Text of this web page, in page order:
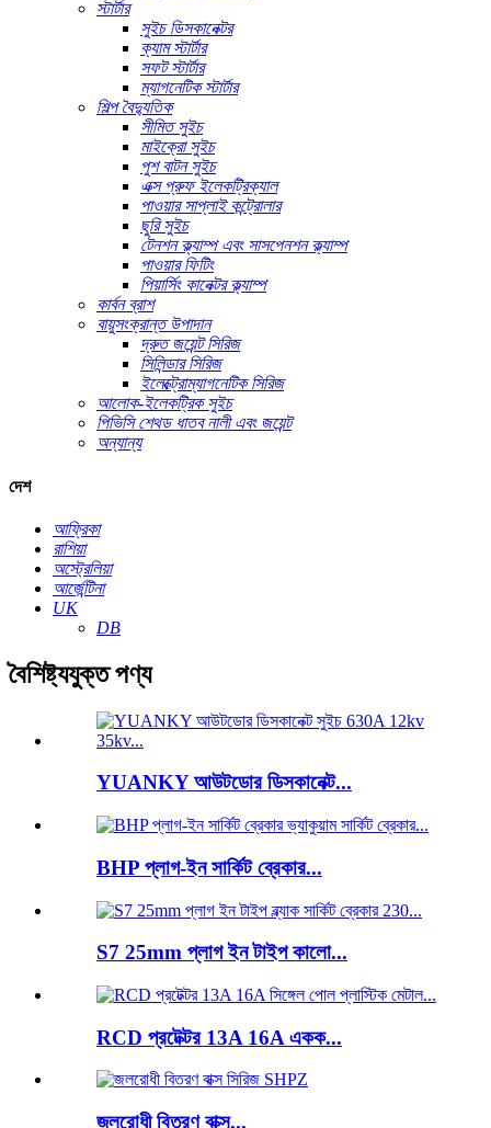
স্টার্টার
সুইচ ডিসকানেক্টর
ক্যাম স্টার্টার
সফট স্টার্টার
ম্যাগনেটিক স্টার্টার
শিল্প বৈদ্যুতিক
সীমিত সুইচ
মাইক্রো সুইচ
পুশ বাটন সুইচ
এক্স প্রুফ ইলেকট্রিক্যাল
পাওয়ার সাপ্লাই কন্ট্রোলার
ছুরি সুইচ
টেনশন ক্ল্যাম্প এবং সাসপেনশন ক্ল্যাম্প
পাওয়ার ফিটিং
পিয়ার্সিং কানেক্টর ক্ল্যাম্প
কার্বন ব্রাশ
বায়ুসংক্রান্ত উপাদান
দ্রুত জয়েন্ট সিরিজ
সিলিন্ডার সিরিজ
ইলেক্ট্রোম্যাগনেটিক সিরিজ
আলোক-ইলেকট্রিক সুইচ
পিভিসি শেথড ধাতব নালী এবং জয়েন্ট
অন্যান্য
দেশ
আফ্রিকা
রাশিয়া
অস্ট্রেলিয়া
আর্জেন্টিনা
UK
DB
বৈশিষ্ট্যযুক্ত পণ্য
YUANKY আউটডোর ডিসকানেক্ট...
BHP প্লাগ-ইন সার্কিট ব্রেকার...
S7 25mm প্লাগ ইন টাইপ কালো...
RCD প্রটেক্টর 13A 16A একক...
জলরোধী বিতরণ বাক্স...